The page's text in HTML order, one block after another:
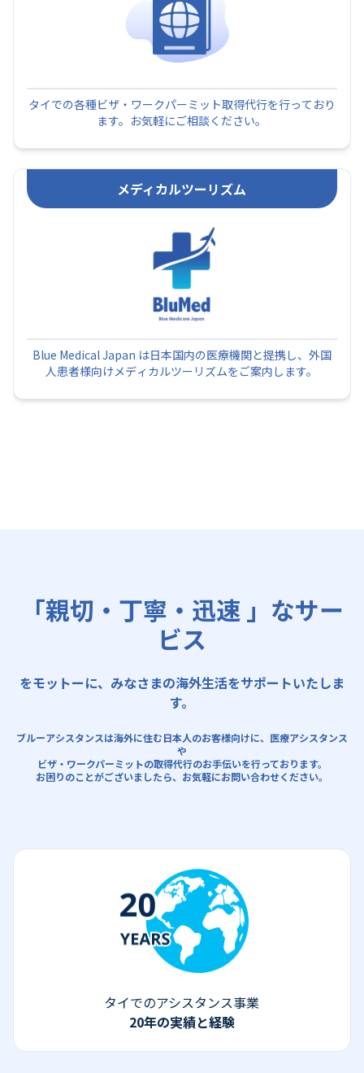
タイでの各種ビザ・ワークパーミット取得代行を行っており
ます。お気軽にご相談ください。
メディカルツーリズム
Blue Medical Japan は日本国内の医療機関と提携し、外国
人患者様向けメディカルツーリズムをご案内します。
「親切・丁寧・迅速 」なサー
ビス
をモットーに、みなさまの海外生活をサポートいたしま
す。
ブルーアシスタンスは海外に住む日本人のお客様向けに、医療アシスタンス
や
ビザ・ワークパーミットの取得代行のお手伝いを行っております。
お困りのことがございましたら、お気軽にお問い合わせください。
タイでのアシスタンス事業
20年の実績と経験